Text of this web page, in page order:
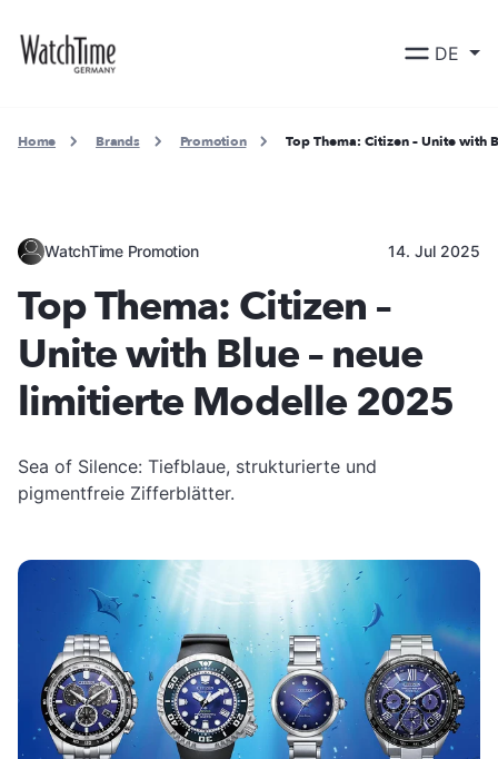
DE
Home Brands Promotion Top Thema: Citizen – Unite
WatchTime Promotion 14. Jul 2025
Top Thema: Citizen –
Unite with Blue – neue
limitierte Modelle 2025
Sea of Silence: Tiefblaue, strukturierte und
pigmentfreie Zifferblätter.